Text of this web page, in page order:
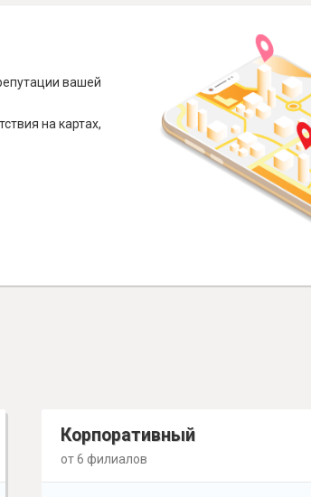
вашей
на картах,
Корпоративный
от 6 филиалов